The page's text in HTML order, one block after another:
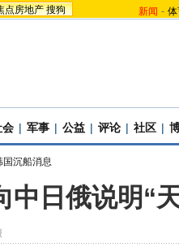
点房地产 搜狗 新闻 -
会 | 军事 | 公益 | 评论 | 社区 |
国沉船消息
中日俄说明“